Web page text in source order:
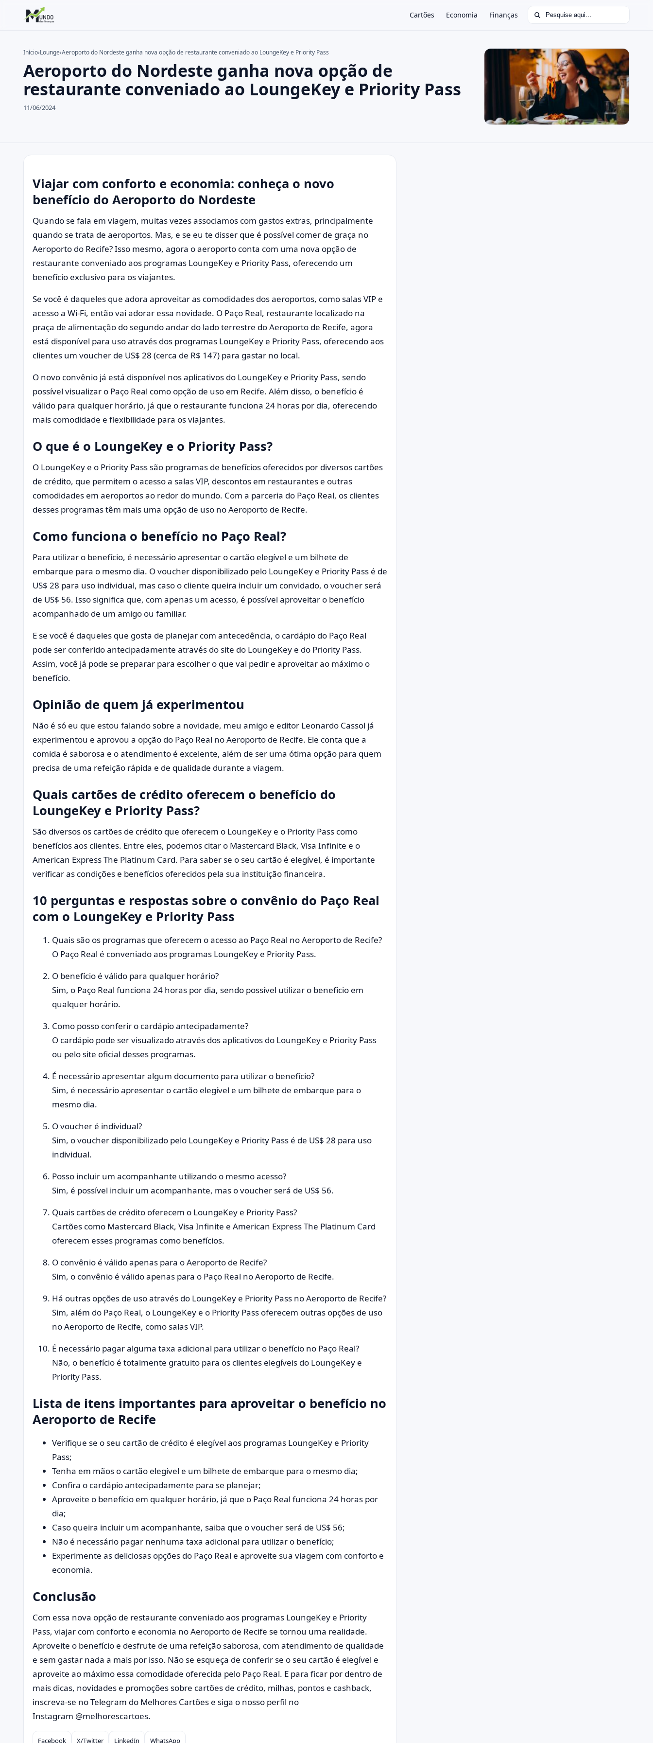
Cartões Economia Finanças Buscar por:
Buscar no site ×
Buscar por:
Pressione Enter para buscar ou ESC para fechar.
Início›Lounge›Aeroporto do Nordeste ganha nova opção de restaurante conveniado ao LoungeKey e Priority Pass
Aeroporto do Nordeste ganha nova opção de
restaurante conveniado ao LoungeKey e Priority Pass
11/06/2024
Viajar com conforto e economia: conheça o novo
benefício do Aeroporto do Nordeste
Quando se fala em viagem, muitas vezes associamos com gastos extras, principalmente
quando se trata de aeroportos. Mas, e se eu te disser que é possível comer de graça no
Aeroporto do Recife? Isso mesmo, agora o aeroporto conta com uma nova opção de
restaurante conveniado aos programas LoungeKey e Priority Pass, oferecendo um
benefício exclusivo para os viajantes.
Se você é daqueles que adora aproveitar as comodidades dos aeroportos, como salas VIP e
acesso a Wi-Fi, então vai adorar essa novidade. O Paço Real, restaurante localizado na
praça de alimentação do segundo andar do lado terrestre do Aeroporto de Recife, agora
está disponível para uso através dos programas LoungeKey e Priority Pass, oferecendo aos
clientes um voucher de US$ 28 (cerca de R$ 147) para gastar no local.
O novo convênio já está disponível nos aplicativos do LoungeKey e Priority Pass, sendo
possível visualizar o Paço Real como opção de uso em Recife. Além disso, o benefício é
válido para qualquer horário, já que o restaurante funciona 24 horas por dia, oferecendo
mais comodidade e flexibilidade para os viajantes.
O que é o LoungeKey e o Priority Pass?
O LoungeKey e o Priority Pass são programas de benefícios oferecidos por diversos cartões
de crédito, que permitem o acesso a salas VIP, descontos em restaurantes e outras
comodidades em aeroportos ao redor do mundo. Com a parceria do Paço Real, os clientes
desses programas têm mais uma opção de uso no Aeroporto de Recife.
Como funciona o benefício no Paço Real?
Para utilizar o benefício, é necessário apresentar o cartão elegível e um bilhete de
embarque para o mesmo dia. O voucher disponibilizado pelo LoungeKey e Priority Pass é de
US$ 28 para uso individual, mas caso o cliente queira incluir um convidado, o voucher será
de US$ 56. Isso significa que, com apenas um acesso, é possível aproveitar o benefício
acompanhado de um amigo ou familiar.
E se você é daqueles que gosta de planejar com antecedência, o cardápio do Paço Real
pode ser conferido antecipadamente através do site do LoungeKey e do Priority Pass.
Assim, você já pode se preparar para escolher o que vai pedir e aproveitar ao máximo o
benefício.
Opinião de quem já experimentou
Não é só eu que estou falando sobre a novidade, meu amigo e editor Leonardo Cassol já
experimentou e aprovou a opção do Paço Real no Aeroporto de Recife. Ele conta que a
comida é saborosa e o atendimento é excelente, além de ser uma ótima opção para quem
precisa de uma refeição rápida e de qualidade durante a viagem.
Quais cartões de crédito oferecem o benefício do
LoungeKey e Priority Pass?
São diversos os cartões de crédito que oferecem o LoungeKey e o Priority Pass como
benefícios aos clientes. Entre eles, podemos citar o Mastercard Black, Visa Infinite e o
American Express The Platinum Card. Para saber se o seu cartão é elegível, é importante
verificar as condições e benefícios oferecidos pela sua instituição financeira.
10 perguntas e respostas sobre o convênio do Paço Real
com o LoungeKey e Priority Pass
Quais são os programas que oferecem o acesso ao Paço Real no Aeroporto de Recife?
O Paço Real é conveniado aos programas LoungeKey e Priority Pass.
O benefício é válido para qualquer horário?
Sim, o Paço Real funciona 24 horas por dia, sendo possível utilizar o benefício em
qualquer horário.
Como posso conferir o cardápio antecipadamente?
O cardápio pode ser visualizado através dos aplicativos do LoungeKey e Priority Pass
ou pelo site oficial desses programas.
É necessário apresentar algum documento para utilizar o benefício?
Sim, é necessário apresentar o cartão elegível e um bilhete de embarque para o
mesmo dia.
O voucher é individual?
Sim, o voucher disponibilizado pelo LoungeKey e Priority Pass é de US$ 28 para uso
individual.
Posso incluir um acompanhante utilizando o mesmo acesso?
Sim, é possível incluir um acompanhante, mas o voucher será de US$ 56.
Quais cartões de crédito oferecem o LoungeKey e Priority Pass?
Cartões como Mastercard Black, Visa Infinite e American Express The Platinum Card
oferecem esses programas como benefícios.
O convênio é válido apenas para o Aeroporto de Recife?
Sim, o convênio é válido apenas para o Paço Real no Aeroporto de Recife.
Há outras opções de uso através do LoungeKey e Priority Pass no Aeroporto de Recife?
Sim, além do Paço Real, o LoungeKey e o Priority Pass oferecem outras opções de uso
no Aeroporto de Recife, como salas VIP.
É necessário pagar alguma taxa adicional para utilizar o benefício no Paço Real?
Não, o benefício é totalmente gratuito para os clientes elegíveis do LoungeKey e
Priority Pass.
Lista de itens importantes para aproveitar o benefício no
Aeroporto de Recife
Verifique se o seu cartão de crédito é elegível aos programas LoungeKey e Priority
Pass;
Tenha em mãos o cartão elegível e um bilhete de embarque para o mesmo dia;
Confira o cardápio antecipadamente para se planejar;
Aproveite o benefício em qualquer horário, já que o Paço Real funciona 24 horas por
dia;
Caso queira incluir um acompanhante, saiba que o voucher será de US$ 56;
Não é necessário pagar nenhuma taxa adicional para utilizar o benefício;
Experimente as deliciosas opções do Paço Real e aproveite sua viagem com conforto e
economia.
Conclusão
Com essa nova opção de restaurante conveniado aos programas LoungeKey e Priority
Pass, viajar com conforto e economia no Aeroporto de Recife se tornou uma realidade.
Aproveite o benefício e desfrute de uma refeição saborosa, com atendimento de qualidade
e sem gastar nada a mais por isso. Não se esqueça de conferir se o seu cartão é elegível e
aproveite ao máximo essa comodidade oferecida pelo Paço Real. E para ficar por dentro de
mais dicas, novidades e promoções sobre cartões de crédito, milhas, pontos e cashback,
inscreva-se no Telegram do Melhores Cartões e siga o nosso perfil no
Instagram @melhorescartoes.
Facebook X/Twitter LinkedIn WhatsApp